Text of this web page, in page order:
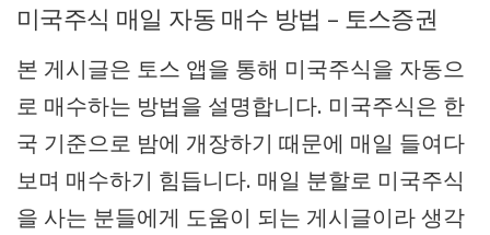
미국주식 매일 자동 매수 방법 – 토스증권
본 게시글은 토스 앱을 통해 미국주식을 자동으
로 매수하는 방법을 설명합니다. 미국주식은 한
국 기준으로 밤에 개장하기 때문에 매일 들여다
보며 매수하기 힘듭니다. 매일 분할로 미국주식
을 사는 분들에게 도움이 되는 게시글이라 생각